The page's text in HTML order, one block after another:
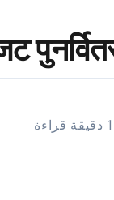
1 دقيقة قراءة